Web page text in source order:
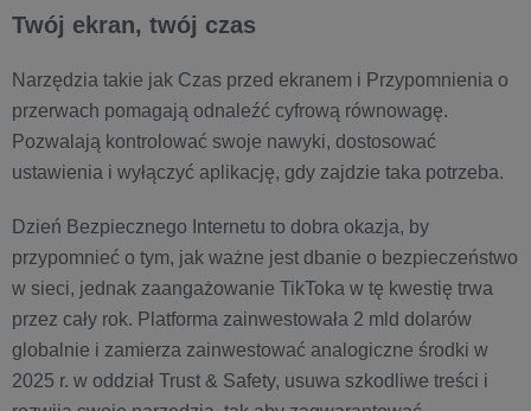
Twój ekran, twój czas
Narzędzia takie jak Czas przed ekranem i Przypomnienia o
przerwach pomagają odnaleźć cyfrową równowagę.
Pozwalają kontrolować swoje nawyki, dostosować
ustawienia i wyłączyć aplikację, gdy zajdzie taka potrzeba.
Dzień Bezpiecznego Internetu to dobra okazja, by
przypomnieć o tym, jak ważne jest dbanie o bezpieczeństwo
w sieci, jednak zaangażowanie TikToka w tę kwestię trwa
przez cały rok. Platforma zainwestowała 2 mld dolarów
globalnie i zamierza zainwestować analogiczne środki w
2025 r. w oddział Trust & Safety, usuwa szkodliwe treści i